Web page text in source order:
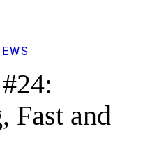
Fast and